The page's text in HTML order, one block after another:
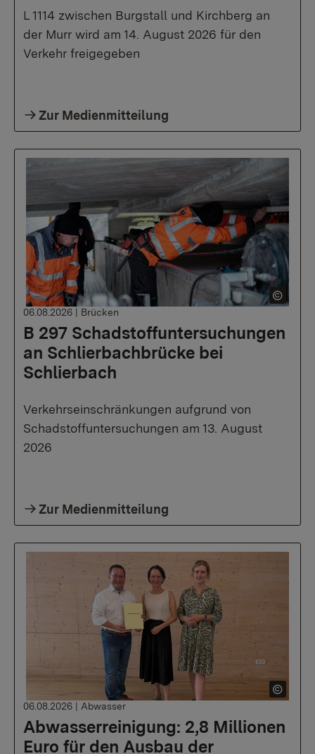
L 1114 zwischen Burgstall und Kirchberg an
der Murr wird am 14. August 2026 für den
Verkehr freigegeben
Zur Medienmitteilung
B 297 Schadstoffuntersuchungen
an Schlierbachbrücke bei
Schlierbach
06.08.2026 | Brücken
Verkehrseinschränkungen aufgrund von
Schadstoffuntersuchungen am 13. August
2026
Zur Medienmitteilung
Abwasserreinigung: 2,8 Millionen
Euro für den Ausbau der
06.08.2026 | Abwasser